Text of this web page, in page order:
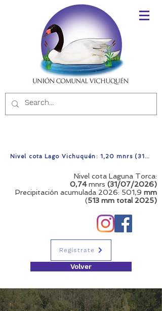
Nivel cota Lago Vichuquén: 1,20 mnrs (31/07/2026)
Nivel cota Laguna Torca:
0,74mnrs (31/07/2026)
Precipitación acumulada 2026: 501,9 mm
(513 mm total 2025)
Regístrate
Volver